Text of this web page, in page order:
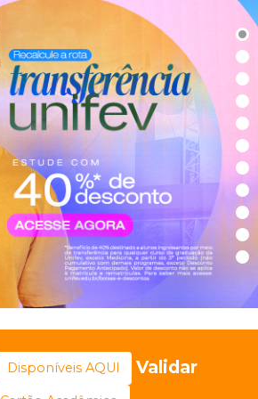
Disponíveis AQUI Validar